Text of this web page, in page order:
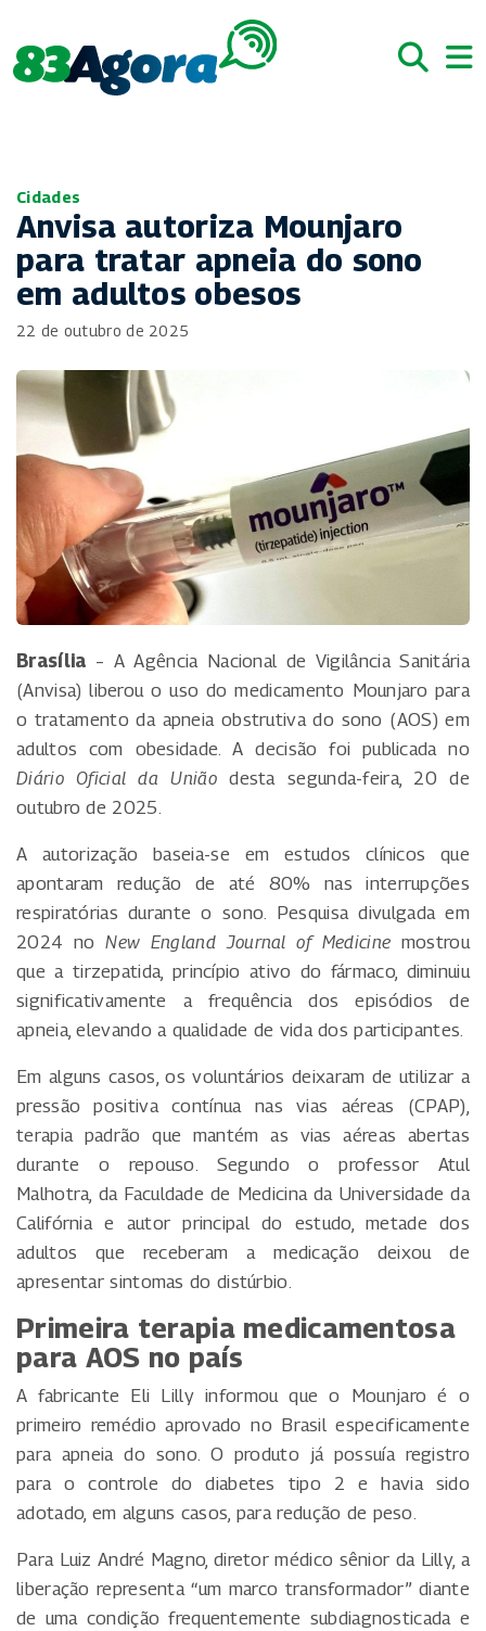
Cidades
Anvisa autoriza Mounjaro
para tratar apneia do sono
em adultos obesos
22 de outubro de 2025
Brasília – A Agência Nacional de Vigilância Sanitária
(Anvisa) liberou o uso do medicamento Mounjaro para
o tratamento da apneia obstrutiva do sono (AOS) em
adultos com obesidade. A decisão foi publicada no
Diário Oficial da Uniãodesta segunda-feira, 20 de
outubro de 2025.
A autorização baseia-se em estudos clínicos que
apontaram redução de até 80% nas interrupções
respiratórias durante o sono. Pesquisa divulgada em
2024 noNew England Journal of Medicine mostrou
que a tirzepatida, princípio ativo do fármaco, diminuiu
significativamente a frequência dos episódios de
apneia, elevando a qualidade de vida dos participantes.
Em alguns casos, os voluntários deixaram de utilizar a
pressão positiva contínua nas vias aéreas (CPAP),
terapia padrão que mantém as vias aéreas abertas
durante o repouso. Segundo o professor Atul
Malhotra, da Faculdade de Medicina da Universidade da
Califórnia e autor principal do estudo, metade dos
adultos que receberam a medicação deixou de
apresentar sintomas do distúrbio.
Primeira terapia medicamentosa
para AOS no país
A fabricante Eli Lilly informou que o Mounjaro é o
primeiro remédio aprovado no Brasil especificamente
para apneia do sono. O produto já possuía registro
para o controle do diabetes tipo 2 e havia sido
adotado, em alguns casos, para redução de peso.
Para Luiz André Magno, diretor médico sênior da Lilly, a
liberação representa “um marco transformador” diante
de uma condição frequentemente subdiagnosticada e